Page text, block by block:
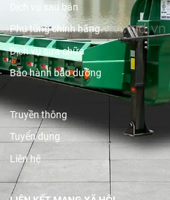
Dịch vụ sau bán
Phụ tùng chính hãng
Dịch vụ sửa chữa
Bảo hành bảo dưỡng
Truyền thông
Tuyển dụng
Liên hệ